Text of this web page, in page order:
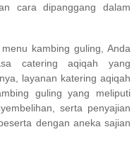
cara dipanggang dalam
kambing guling, Anda
catering aqiqah yang
layanan katering aqiqah
guling yang meliputi
serta penyajian
dengan aneka sajian